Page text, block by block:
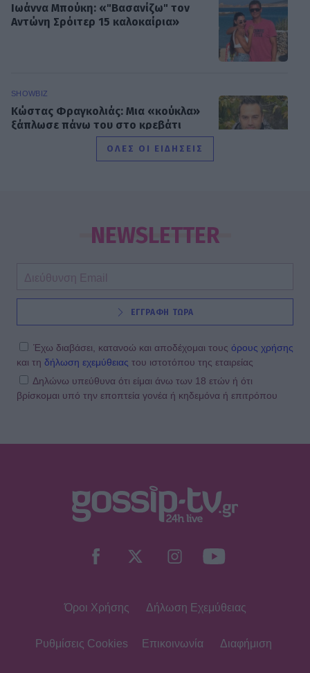
Ιωάννα Μπούκη: «"Βασανίζω" τον
Αντώνη Σρόιτερ 15 καλοκαίρια»
SHOWBIZ
Κώστας Φραγκολιάς: Μια «κούκλα»
ξάπλωσε πάνω του στο κρεβάτι
μήνυμα από την Πάρο
SHOWBIZ
Ντόρα Κουτροκόη: Στο Παρίσι με τον
Κωνσταντίνο
SHOWBIZ
επίγειο παράδεισο της Γαλλικής
Άννα Ζηρδέλη - Άρθουρ
Αυστραλία για να περάσουν τις
«βουτιά» στα 48 του μαζί με τα
ΟΛΕΣ ΟΙ ΕΙΔΗΣΕΙΣ
NEWSLETTER
ΕΓΓΡΑΦΗ ΤΩΡΑ
Έχω διαβάσει, κατανοώ και αποδέχομαι τους όρους χρήσης
και τη δήλωση εχεμύθειας του ιστοτόπου της εταιρείας
Δηλώνω υπεύθυνα ότι είμαι άνω των 18 ετών ή ότι
βρίσκομαι υπό την εποπτεία γονέα ή κηδεμόνα ή επιτρόπου
Όροι Χρήσης Δήλωση Εχεμύθειας
Ρυθμίσεις Cookies Επικοινωνία Διαφήμιση